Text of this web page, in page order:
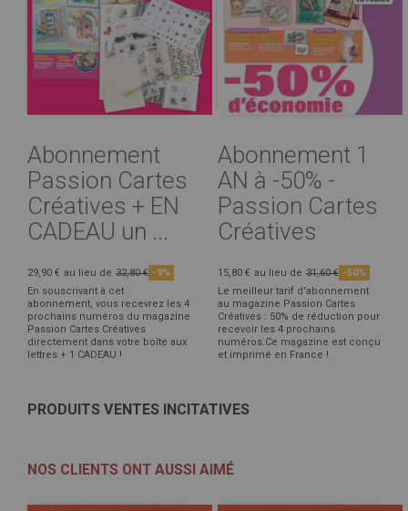
Abonnement
Passion Cartes
Créatives + EN
CADEAU un ...
29,90 € au lieu de 32,80 € -9%
En souscrivant à cet
abonnement, vous recevrez les 4
prochains numéros du magazine
Passion Cartes Créatives
directement dans votre boîte aux
lettres + 1 CADEAU !
Abonnement 1
AN à -50% -
Passion Cartes
Créatives
15,80 € au lieu de 31,60 € -50%
Le meilleur tarif d'abonnement
au magazine Passion Cartes
Créatives : 50% de réduction pour
recevoir les 4 prochains
numéros.Ce magazine est conçu
et imprimé en France !
PRODUITS VENTES INCITATIVES
NOS CLIENTS ONT AUSSI AIMÉ